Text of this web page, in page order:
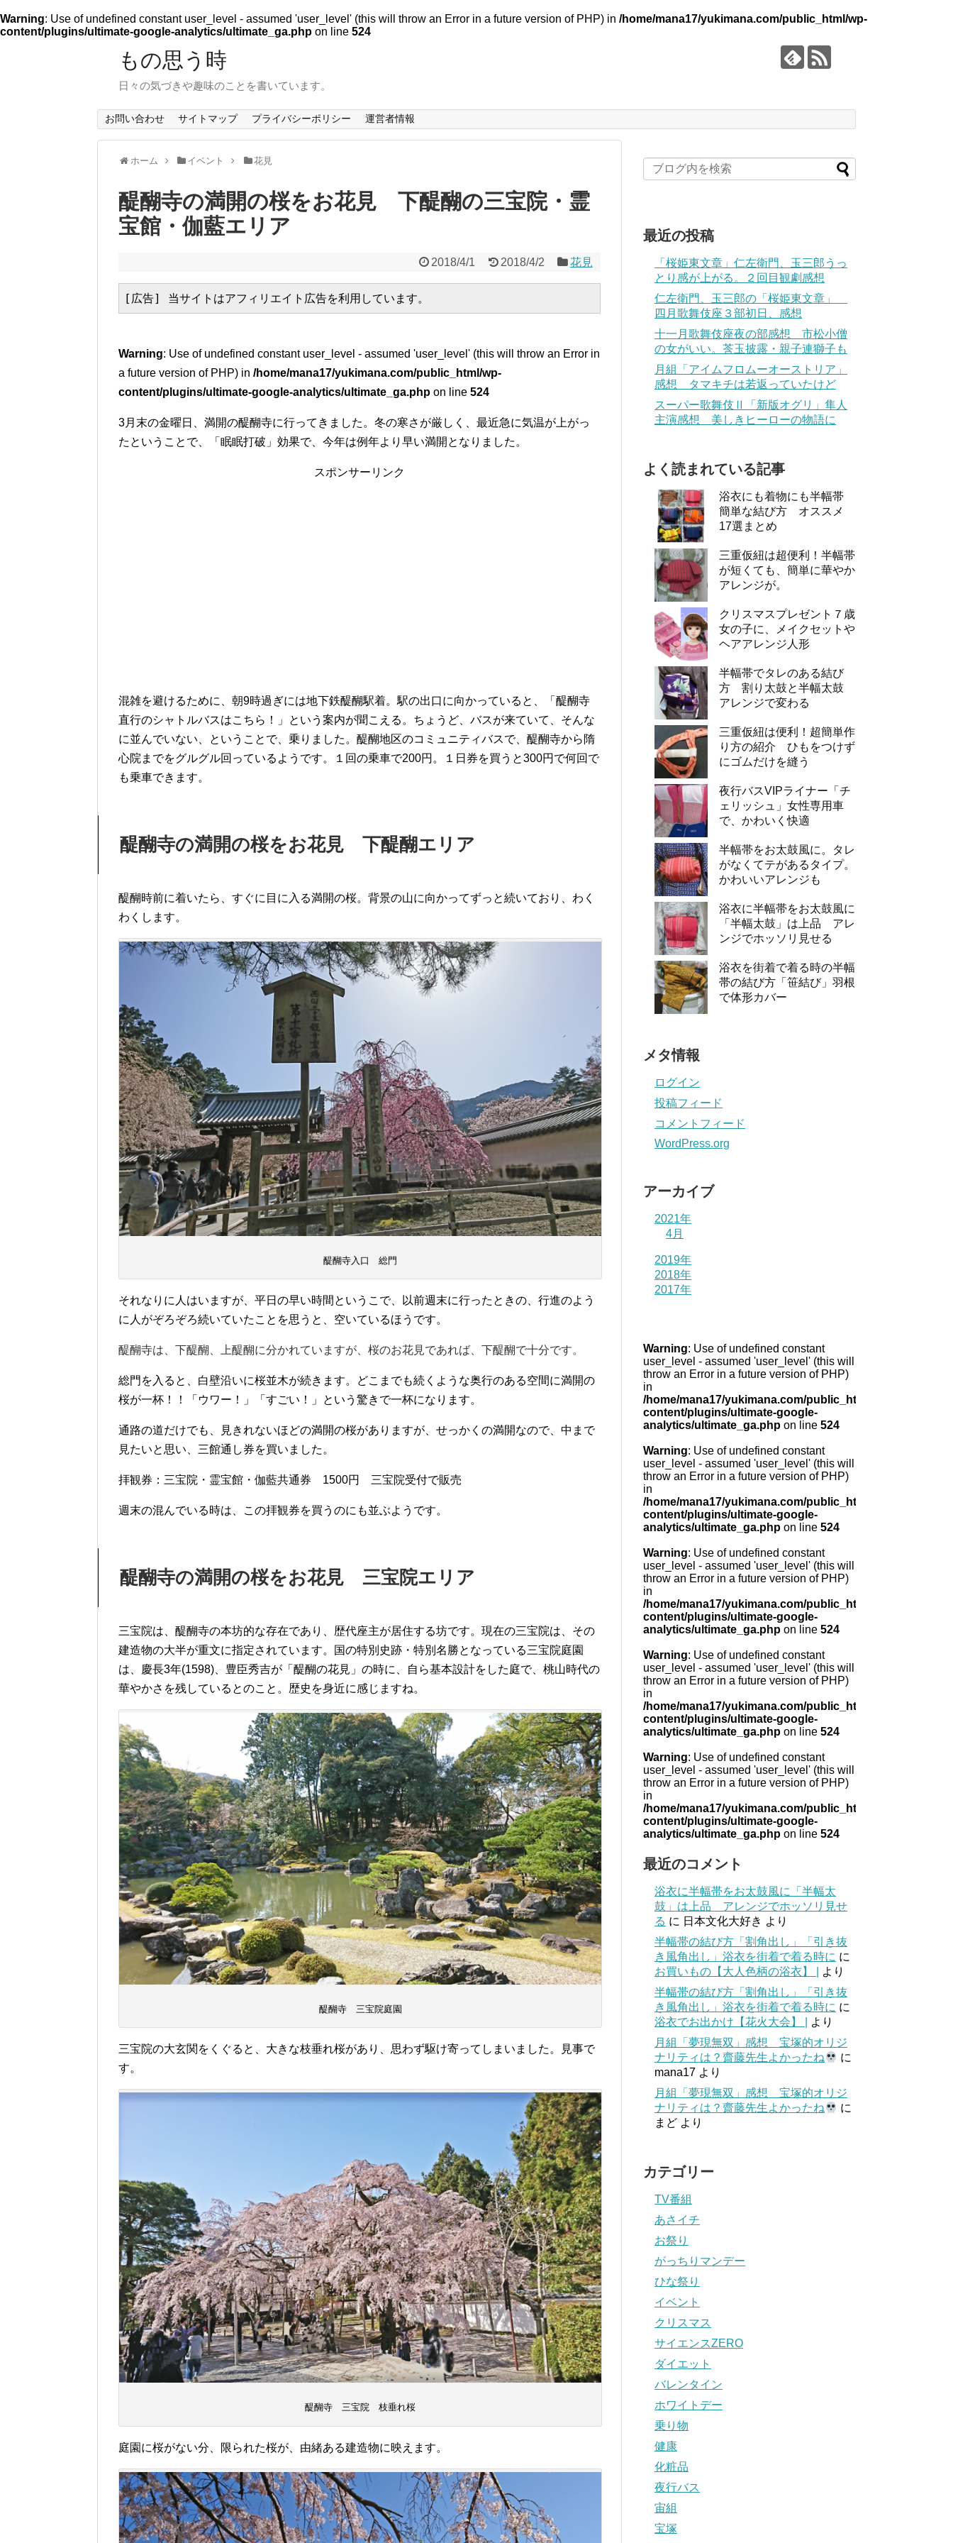
Warning: Use of undefined constant user_level - assumed 'user_level' (this will throw an Error in a future version of PHP) in /home/mana17/yukimana.com/public_html/wp-
content/plugins/ultimate-google-analytics/ultimate_ga.php on line 524
もの思う時
日々の気づきや趣味のことを書いています。
お問い合わせ サイトマップ プライバシーポリシー 運営者情報
ホーム イベント 花見
醍醐寺の満開の桜をお花見 下醍醐の三宝院・霊
宝館・伽藍エリア
2018/4/1 2018/4/2 花見
[広告] 当サイトはアフィリエイト広告を利用しています。
Warning: Use of undefined constant user_level - assumed 'user_level' (this will throw an Error in
a future version of PHP) in /home/mana17/yukimana.com/public_html/wp-
content/plugins/ultimate-google-analytics/ultimate_ga.php on line 524
3月末の金曜日、満開の醍醐寺に行ってきました。冬の寒さが厳しく、最近急に気温が上がっ
たということで、「眠眠打破」効果で、今年は例年より早い満開となりました。
スポンサーリンク
混雑を避けるために、朝9時過ぎには地下鉄醍醐駅着。駅の出口に向かっていると、「醍醐寺
直行のシャトルバスはこちら！」という案内が聞こえる。ちょうど、バスが来ていて、そんな
に並んでいない、ということで、乗りました。醍醐地区のコミュニティバスで、醍醐寺から隋
心院までをグルグル回っているようです。１回の乗車で200円。１日券を買うと300円で何回で
も乗車できます。
醍醐寺の満開の桜をお花見 下醍醐エリア
醍醐時前に着いたら、すぐに目に入る満開の桜。背景の山に向かってずっと続いており、わく
わくします。
醍醐寺入口 総門
それなりに人はいますが、平日の早い時間というこで、以前週末に行ったときの、行進のよう
に人がぞろぞろ続いていたことを思うと、空いているほうです。
醍醐寺は、下醍醐、上醍醐に分かれていますが、桜のお花見であれば、下醍醐で十分です。
総門を入ると、白壁沿いに桜並木が続きます。どこまでも続くような奥行のある空間に満開の
桜が一杯！！「ウワー！」「すごい！」という驚きで一杯になります。
通路の道だけでも、見きれないほどの満開の桜がありますが、せっかくの満開なので、中まで
見たいと思い、三館通し券を買いました。
拝観券：三宝院・霊宝館・伽藍共通券 1500円 三宝院受付で販売
週末の混んでいる時は、この拝観券を買うのにも並ぶようです。
醍醐寺の満開の桜をお花見 三宝院エリア
三宝院は、醍醐寺の本坊的な存在であり、歴代座主が居住する坊です。現在の三宝院は、その
建造物の大半が重文に指定されています。国の特別史跡・特別名勝となっている三宝院庭園
は、慶長3年(1598)、豊臣秀吉が「醍醐の花見」の時に、自ら基本設計をした庭で、桃山時代の
華やかさを残しているとのこと。歴史を身近に感じますね。
醍醐寺 三宝院庭園
三宝院の大玄関をくぐると、大きな枝垂れ桜があり、思わず駆け寄ってしまいました。見事で
す。
醍醐寺 三宝院 枝垂れ桜
庭園に桜がない分、限られた桜が、由緒ある建造物に映えます。
最近の投稿
「桜姫東文章」仁左衛門、玉三郎うっ
とり感が上がる。２回目観劇感想
仁左衛門、玉三郎の「桜姫東文章」
四月歌舞伎座３部初日、感想
十一月歌舞伎座夜の部感想 市松小僧
の女がいい。莟玉披露・親子連獅子も
月組「アイムフロムーオーストリア」
感想 タマキチは若返っていたけど
スーパー歌舞伎Ⅱ「新版オグリ」隼人
主演感想 美しきヒーローの物語に
よく読まれている記事
浴衣にも着物にも半幅帯
簡単な結び方 オススメ
17選まとめ
三重仮紐は超便利！半幅帯
が短くても、簡単に華やか
アレンジが。
クリスマスプレゼント７歳
女の子に、メイクセットや
ヘアアレンジ人形
半幅帯でタレのある結び
方 割り太鼓と半幅太鼓
アレンジで変わる
三重仮紐は便利！超簡単作
り方の紹介 ひもをつけず
にゴムだけを縫う
夜行バスVIPライナー「チ
ェリッシュ」女性専用車
で、かわいく快適
半幅帯をお太鼓風に。タレ
がなくてテがあるタイプ。
かわいいアレンジも
浴衣に半幅帯をお太鼓風に
「半幅太鼓」は上品 アレ
ンジでホッソリ見せる
浴衣を街着で着る時の半幅
帯の結び方「笹結び」羽根
で体形カバー
メタ情報
ログイン
投稿フィード
コメントフィード
WordPress.org
アーカイブ
2021年
4月
2019年
2018年
2017年
Warning: Use of undefined constant
user_level - assumed 'user_level' (this will
throw an Error in a future version of PHP)
in
/home/mana17/yukimana.com/public_html/wp-
content/plugins/ultimate-google-
analytics/ultimate_ga.php on line 524
Warning: Use of undefined constant
user_level - assumed 'user_level' (this will
throw an Error in a future version of PHP)
in
/home/mana17/yukimana.com/public_html/wp-
content/plugins/ultimate-google-
analytics/ultimate_ga.php on line 524
Warning: Use of undefined constant
user_level - assumed 'user_level' (this will
throw an Error in a future version of PHP)
in
/home/mana17/yukimana.com/public_html/wp-
content/plugins/ultimate-google-
analytics/ultimate_ga.php on line 524
Warning: Use of undefined constant
user_level - assumed 'user_level' (this will
throw an Error in a future version of PHP)
in
/home/mana17/yukimana.com/public_html/wp-
content/plugins/ultimate-google-
analytics/ultimate_ga.php on line 524
Warning: Use of undefined constant
user_level - assumed 'user_level' (this will
throw an Error in a future version of PHP)
in
/home/mana17/yukimana.com/public_html/wp-
content/plugins/ultimate-google-
analytics/ultimate_ga.php on line 524
最近のコメント
浴衣に半幅帯をお太鼓風に「半幅太
鼓」は上品 アレンジでホッソリ見せ
る に 日本文化大好き より
半幅帯の結び方「割角出し」「引き抜
き風角出し」浴衣を街着で着る時に に
お買いもの【大人色柄の浴衣】 |
より
半幅帯の結び方「割角出し」「引き抜
き風角出し」浴衣を街着で着る時に に
浴衣でお出かけ【花火大会】 |
より
月組「夢現無双」感想 宝塚的オリジ
ナリティは？齋藤先生よかったね
に
mana17 より
月組「夢現無双」感想 宝塚的オリジ
ナリティは？齋藤先生よかったね
に
まど より
カテゴリー
TV番組
あさイチ
お祭り
がっちりマンデー
ひな祭り
イベント
クリスマス
サイエンスZERO
ダイエット
バレンタイン
ホワイトデー
乗り物
健康
化粧品
夜行バス
宙組
宝塚